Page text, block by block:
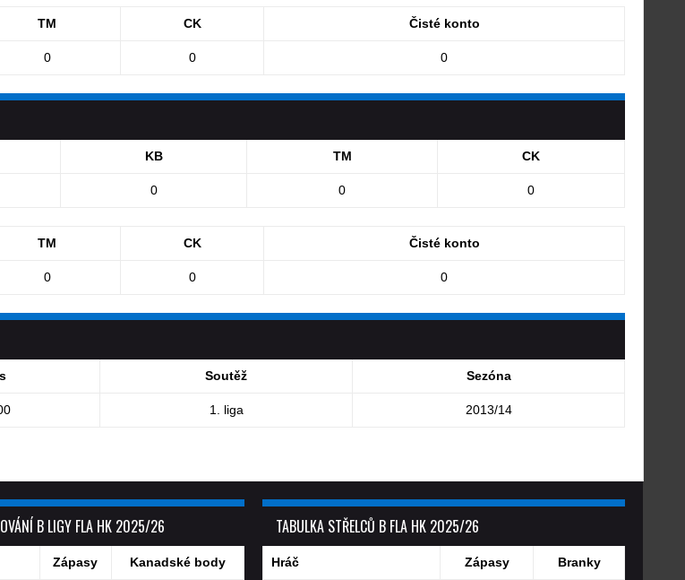
TM CK Čisté konto
0 0 0
KB TM CK
0 0 0
TM CK Čisté konto
0 0 0
Soutěž Sezóna
1. liga 2013/14
B LIGY FLA HK 2025/26
Zápasy Kanadské body
TABULKA STŘELCŮ B FLA HK 2025/26
Hráč Zápasy Branky